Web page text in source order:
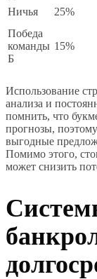
Ничья
25%
Победа
команды
Б
15%
Использование
анализа и
помнить, что
прогнозы,
выгодные
Помимо этого,
может снизить